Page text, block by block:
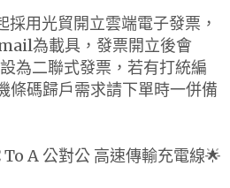
用光貿開立雲端電子發票，
為載具，發票開立後會
為二聯式發票，若有打統編
條碼歸戶需求請下單時一併備
A 公對公 高速傳輸充電線🌟